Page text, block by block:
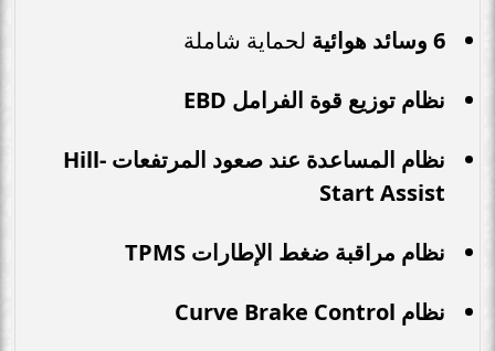
6 وسائد هوائية
لحماية شاملة
نظام توزيع قوة الفرامل EBD
نظام المساعدة عند صعود المرتفعات Hill-
Start Assist
نظام مراقبة ضغط الإطارات TPMS
نظام Curve Brake Control